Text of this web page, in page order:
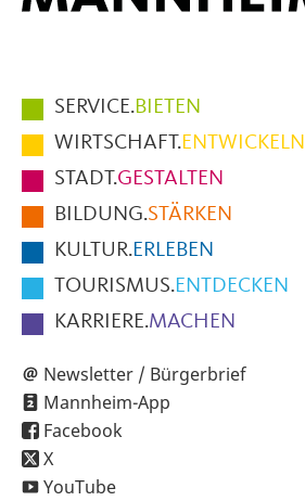
Hauptmenüpunkte
im
Fußbereich
der
Seite
SERVICE.BIETEN
WIRTSCHAFT.ENTWICKELN
STADT.GESTALTEN
BILDUNG.STÄRKEN
KULTUR.ERLEBEN
TOURISMUS.ENTDECKEN
KARRIERE.MACHEN
Newsletter / Bürgerbrief
Mannheim-App
Facebook
X
YouTube